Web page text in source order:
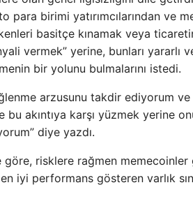
para birimi yatırımcılarından ve
basitçe kınamak veya
vermek” yerine, bunları yararlı
bir yolunu bulmalarını istedi.
arzusunu takdir ediyorum
bu akıntıya karşı yüzmek yerine
diye yazdı.
göre, risklere rağmen memecoinler
iyi performans gösteren varlık